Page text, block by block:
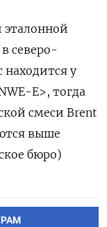
эталонной
северо-
находится у
E>, тогда
смеси Brent
выше
бюро)